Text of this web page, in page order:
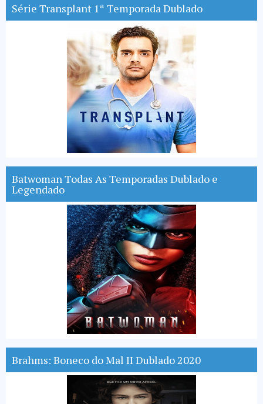
Série Transplant 1ª Temporada Dublado
Batwoman Todas As Temporadas Dublado e
Legendado
Brahms: Boneco do Mal II Dublado 2020